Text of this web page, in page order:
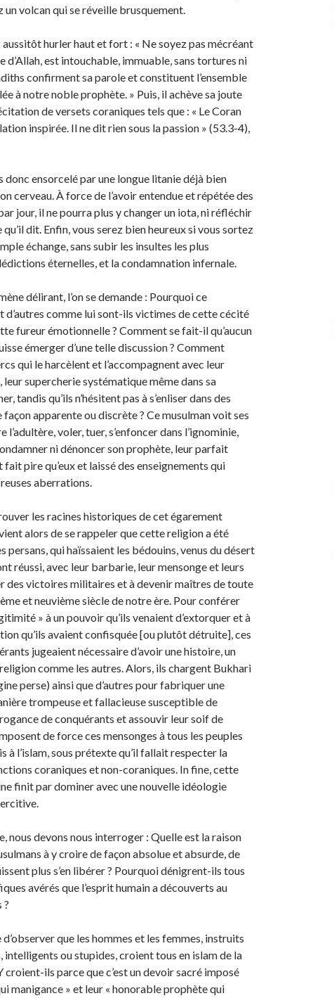
un volcan qui se réveille brusquement.
aussitôt hurler haut et fort : « Ne soyez pas mécréant
d’Allah, est intouchable, immuable, sans tortures ni
confirment sa parole et constituent l’ensemble
à notre noble prophète. » Puis, il achève sa joute
de versets coraniques tels que : « Le Coran
inspirée. Il ne dit rien sous la passion » (53.3-4),
donc ensorcelé par une longue litanie déjà bien
cerveau. À force de l’avoir entendue et répétée des
jour, il ne pourra plus y changer un iota, ni réfléchir
qu’il dit. Enfin, vous serez bien heureux si vous sortez
échange, sans subir les insultes les plus
éternelles, et la condamnation infernale.
délirant, l’on se demande : Pourquoi ce
d’autres comme lui sont-ils victimes de cette cécité
fureur émotionnelle ? Comment se fait-il qu’aucun
émerger d’une telle discussion ? Comment
qui le harcèlent et l’accompagnent avec leur
supercherie systématique même dans sa
tandis qu’ils n’hésitent pas à s’enliser dans des
apparente ou discrète ? Ce musulman voit ses
voler, tuer, s’enfoncer dans l’ignominie,
ni dénoncer son prophète, leur parfait
pire qu’eux et laissé des enseignements qui
aberrations.
les racines historiques de cet égarement
alors de se rappeler que cette religion a été
persans, qui haïssaient les bédouins, venus du désert
réussi, avec leur barbarie, leur mensonge et leurs
des victoires militaires et à devenir maîtres de toute
et neuvième siècle de notre ère. Pour conférer
» à un pouvoir qu’ils venaient d’extorquer et à
qu’ils avaient confisquée [ou plutôt détruite], ces
jugeaient nécessaire d’avoir une histoire, un
comme les autres. Alors, ils chargent Bukhari
perse) ainsi que d’autres pour fabriquer une
trompeuse et fallacieuse susceptible de
de conquérants et assouvir leur soif de
de force ces mensonges à tous les peuples
à l’islam, sous prétexte qu’il fallait respecter la
coraniques et non-coraniques. In fine, cette
finit par dominer avec une nouvelle idéologie
nous devons nous interroger : Quelle est la raison
à y croire de façon absolue et absurde, de
plus s’en libérer ? Pourquoi dénigrent-ils tous
avérés que l’esprit humain a découverts au
?
que les hommes et les femmes, instruits
intelligents ou stupides, croient tous en islam de la
croient-ils parce que c’est un devoir sacré imposé
manigance » et leur « honorable prophète qui